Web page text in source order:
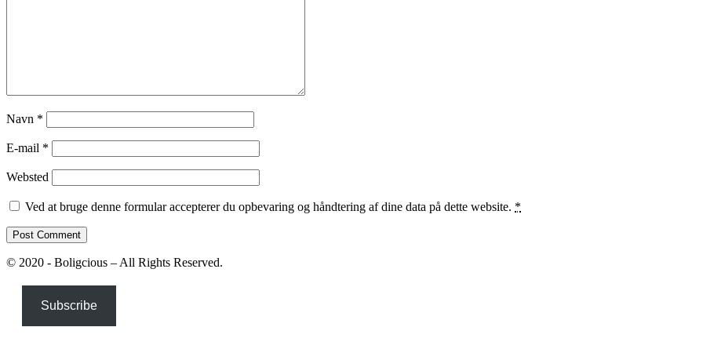
Navn *
E-mail *
Websted
Ved at bruge denne formular accepterer du opbevaring og håndtering af dine data på dette website. *
© 2020 - Boligcious – All Rights Reserved.
Subscribe